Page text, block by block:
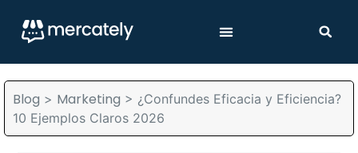
Blog > Marketing > ¿Confundes Eficacia y Eficiencia?
10 Ejemplos Claros 2026